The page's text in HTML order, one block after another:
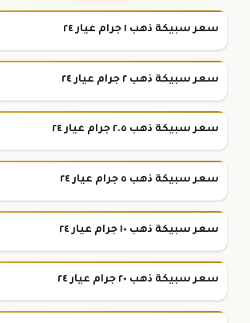
سعر سبيكة ذهب ١ جرام عيار ٢٤
سعر سبيكة ذهب ٢ جرام عيار ٢٤
سعر سبيكة ذهب ٢.٥ جرام عيار ٢٤
سعر سبيكة ذهب ٥ جرام عيار ٢٤
سعر سبيكة ذهب ١٠ جرام عيار ٢٤
سعر سبيكة ذهب ٢٠ جرام عيار ٢٤